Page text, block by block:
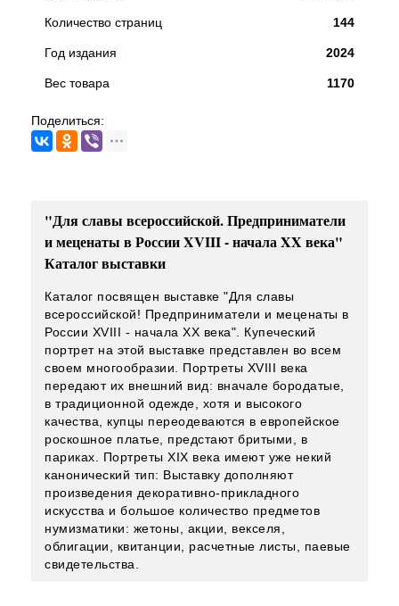
Количество страниц 144
Год издания 2024
Вес товара 1170
Поделиться:
"Для славы всероссийской. Предприниматели
и меценаты в России XVIII - начала XX века"
Каталог выставки
Каталог посвящен выставке "Для славы
всероссийской! Предприниматели и меценаты в
России XVIII - начала XX века". Купеческий
портрет на этой выставке представлен во всем
своем многообразии. Портреты XVIII века
передают их внешний вид: вначале бородатые,
в традиционной одежде, хотя и высокого
качества, купцы переодеваются в европейское
роскошное платье, предстают бритыми, в
париках. Портреты XIX века имеют уже некий
канонический тип: Выставку дополняют
произведения декоративно-прикладного
искусства и большое количество предметов
нумизматики: жетоны, акции, векселя,
облигации, квитанции, расчетные листы, паевые
свидетельства.